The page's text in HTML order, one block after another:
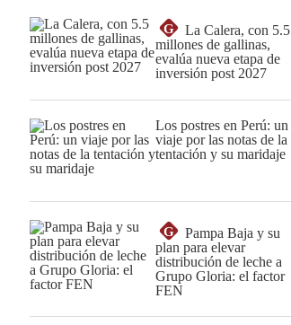
G
La Calera, con 5.5
millones de gallinas,
evalúa nueva etapa de
inversión post 2027
Los postres en Perú: un
viaje por las notas de la
tentación y su maridaje
G
Pampa Baja y su
plan para elevar
distribución de leche a
Grupo Gloria: el factor
FEN